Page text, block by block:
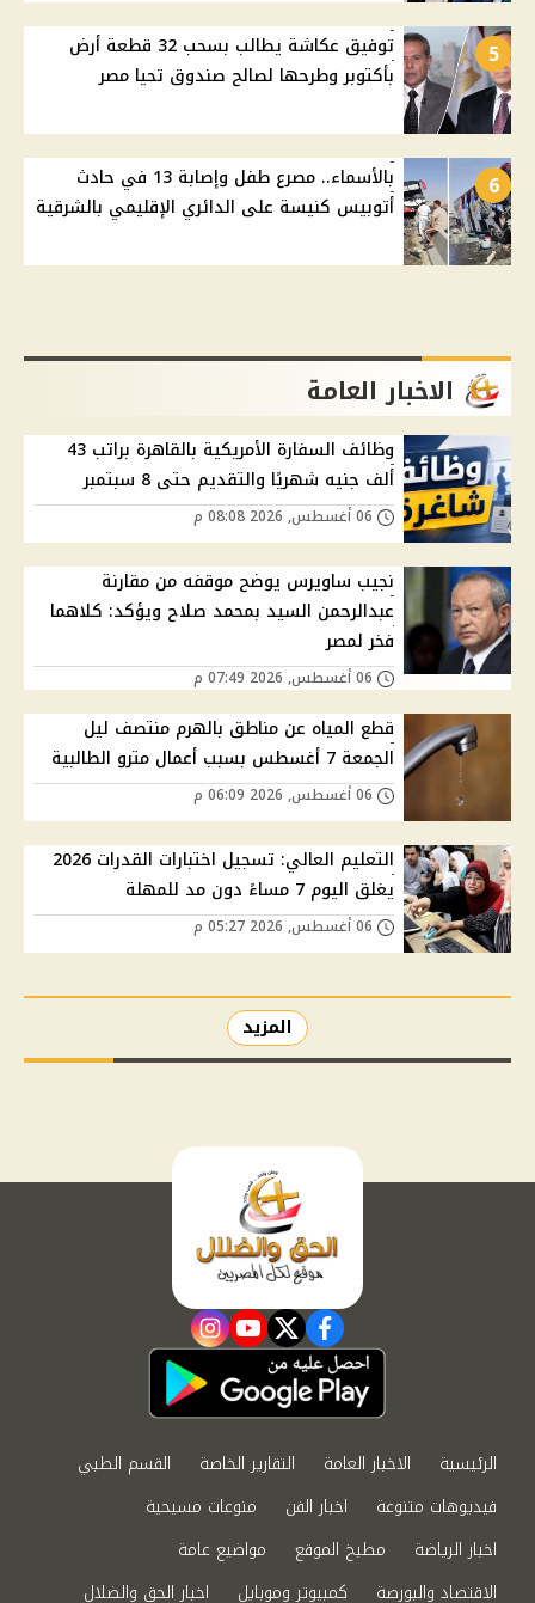
5
توفيق عكاشة يطالب بسحب 32 قطعة أرض
بأكتوبر وطرحها لصالح صندوق تحيا مصر
6
بالأسماء.. مصرع طفل وإصابة 13 في حادث
أتوبيس كنيسة على الدائري الإقليمي بالشرقية
الاخبار العامة
وظائف السفارة الأمريكية بالقاهرة براتب 43
ألف جنيه شهريًا والتقديم حتى 8 سبتمبر
نجيب ساويرس يوضح موقفه من مقارنة
عبدالرحمن السيد بمحمد صلاح ويؤكد: كلاهما
فخر لمصر
قطع المياه عن مناطق بالهرم منتصف ليل
الجمعة 7 أغسطس بسبب أعمال مترو الطالبية
التعليم العالي: تسجيل اختبارات القدرات 2026
يغلق اليوم 7 مساءً دون مد للمهلة
المزيد
facebook
twitter
youtube
instagram
الرئيسية الاخبار العامة التقارير الخاصة
القسم الطبي
فيديوهات متنوعة
اخبار الفن
منوعات مسيحية
اخبار الرياضة
مطبخ الموقع
مواضيع عامة
الاقتصاد والبورصة
كمبيوتر وموبايل اخبار الحق والضلال